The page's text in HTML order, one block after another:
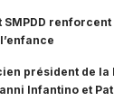
SMPDD
président de la
Infantino et